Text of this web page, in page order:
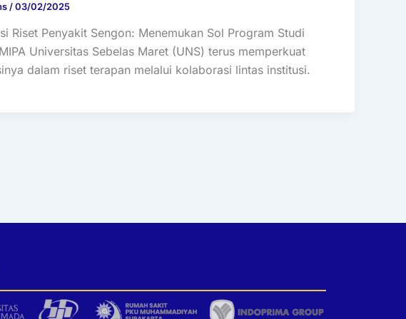
/03/02/2025
Riset Penyakit Sengon: Menemukan Sol Program Studi
Universitas Sebelas Maret (UNS) terus memperkuat
dalam riset terapan melalui kolaborasi lintas institusi.